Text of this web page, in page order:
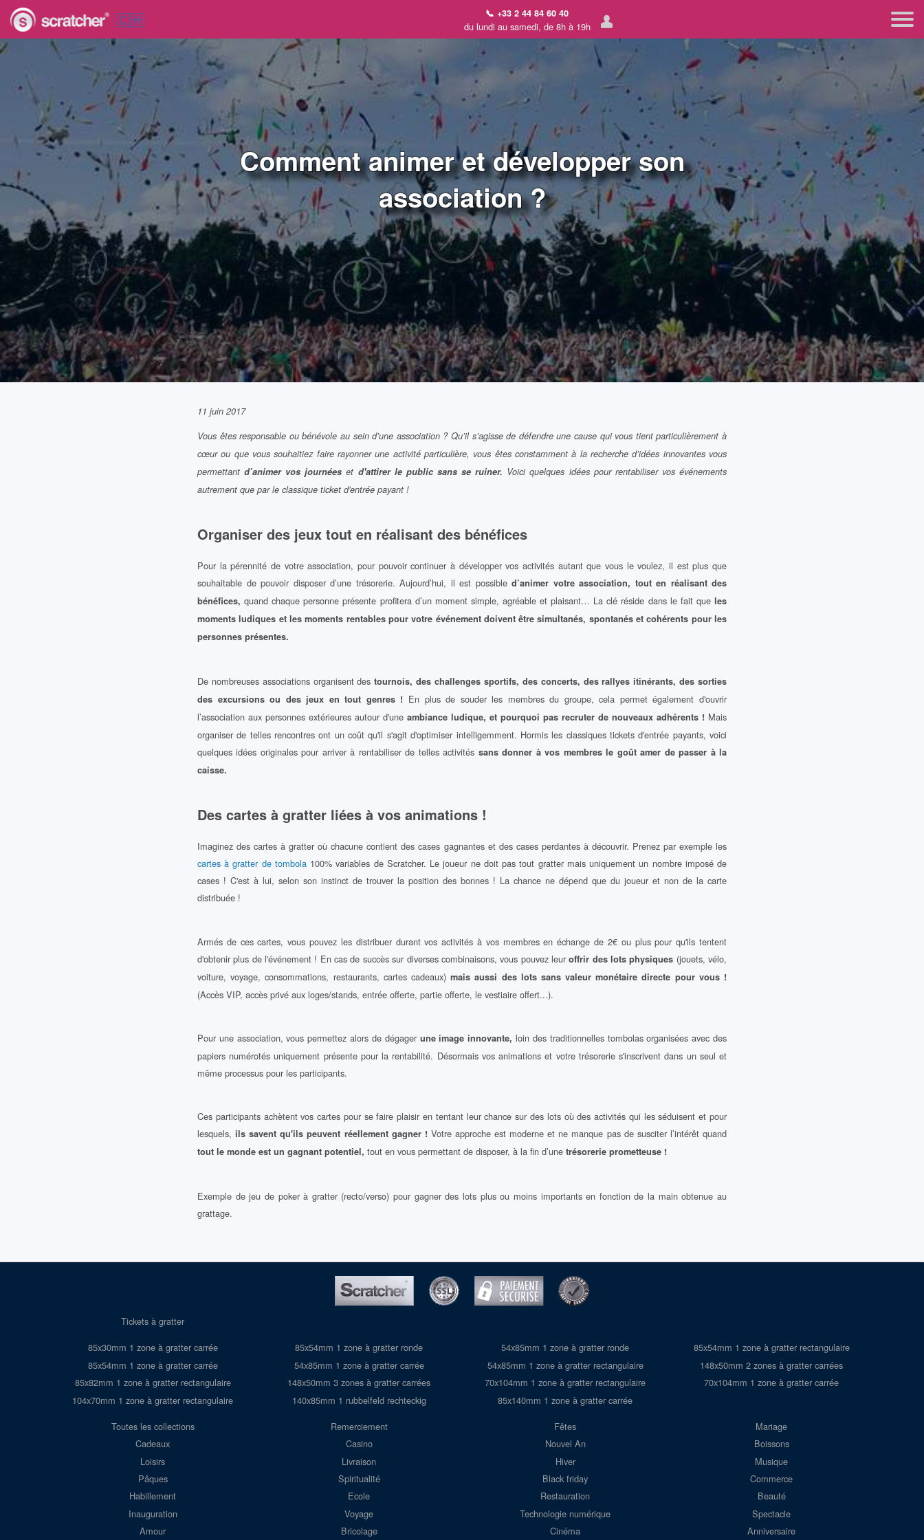
🇨🇭 📞 +33 2 44 84 60 40
du lundi au samedi, de 8h à 19h
Comment animer et développer son
association ?
11 juin 2017
Vous êtes responsable ou bénévole au sein d’une association ? Qu’il s’agisse de défendre une cause qui vous tient particulièrement à
cœur ou que vous souhaitiez faire rayonner une activité particulière, vous êtes constamment à la recherche d’idées innovantes vous
permettantd’animer vos journéeset d'attirer le public sans se ruiner. Voici quelques idées pour rentabiliser vos événements
autrement que par le classique ticket d'entrée payant !
Organiser des jeux tout en réalisant des bénéfices
Pour la pérennité de votre association, pour pouvoir continuer à développer vos activités autant que vous le voulez, il est plus que
souhaitable de pouvoir disposer d’une trésorerie. Aujourd’hui, il est possible d’animer votre association, tout en réalisant des
bénéfices,quand chaque personne présente profitera d’un moment simple, agréable et plaisant… La clé réside dans le fait queles
moments ludiques et les moments rentables pour votre événement doivent être simultanés, spontanés et cohérents pour les
personnes présentes.
De nombreuses associations organisent destournois, des challenges sportifs, des concerts, des rallyes itinérants, des sorties
des excursions ou des jeux en tout genres ! En plus de souder les membres du groupe, cela permet également d'ouvrir
l’association aux personnes extérieures autour d'une ambiance ludique, et pourquoi pas recruter de nouveaux adhérents ! Mais
organiser de telles rencontres ont un coût qu'il s'agit d'optimiser intelligemment. Hormis les classiques tickets d'entrée payants, voici
quelques idées originales pour arriver à rentabiliser de telles activités sans donner à vos membres le goût amer de passer à la
caisse.
Des cartes à gratter liées à vos animations !
Imaginez des cartes à gratter où chacune contient des cases gagnantes et des cases perdantes à découvrir. Prenez par exemple les
cartes à gratter de tombola100% variables de Scratcher. Le joueur ne doit pas tout gratter mais uniquement un nombre imposé de
cases ! C'est à lui, selon son instinct de trouver la position des bonnes ! La chance ne dépend que du joueur et non de la carte
distribuée !
Armés de ces cartes, vous pouvez les distribuer durant vos activités à vos membres en échange de 2€ ou plus pour qu'ils tentent
d'obtenir plus de l'événement ! En cas de succès sur diverses combinaisons, vous pouvez leuroffrir des lots physiques (jouets, vélo,
voiture, voyage, consommations, restaurants, cartes cadeaux)mais aussi des lots sans valeur monétaire directe pour vous !
(Accès VIP, accès privé aux loges/stands, entrée offerte, partie offerte, le vestiaire offert...).
Pour une association, vous permettez alors de dégager une image innovante,loin des traditionnelles tombolas organisées avec des
papiers numérotés uniquement présente pour la rentabilité. Désormais vos animations et votre trésorerie s'inscrivent dans un seul et
même processus pour les participants.
Ces participants achètent vos cartes pour se faire plaisir en tentant leur chance sur des lots où des activités qui les séduisent et pour
lesquels,ils savent qu'ils peuvent réellement gagner ! Votre approche est moderne et ne manque pas de susciter l’intérêt quand
tout le monde est un gagnant potentiel, tout en vous permettant de disposer, à la fin d’une trésorerie prometteuse !
Exemple de jeu de poker à gratter (recto/verso) pour gagner des lots plus ou moins importants en fonction de la main obtenue au
grattage.
Tickets à gratter
85x30mm 1 zone à gratter carrée 85x54mm 1 zone à gratter ronde 54x85mm 1 zone à gratter ronde
85x54mm 1 zone à gratter rectangulaire
85x54mm 1 zone à gratter carrée
54x85mm 1 zone à gratter carrée 54x85mm 1 zone à gratter rectangulaire
148x50mm 2 zones à gratter carrées
85x82mm 1 zone à gratter rectangulaire
148x50mm 3 zones à gratter carrées 70x104mm 1 zone à gratter rectangulaire
70x104mm 1 zone à gratter carrée
104x70mm 1 zone à gratter rectangulaire
140x85mm 1 rubbelfeld rechteckig 85x140mm 1 zone à gratter carrée
Toutes les collections Remerciement Fêtes
Mariage
Cadeaux
Casino Nouvel An
Boissons
Loisirs
Livraison Hiver
Musique
Pâques
Spiritualité Black friday
Commerce
Habillement
Ecole Restauration
Beauté
Inauguration
Voyage Technologie numérique
Spectacle
Amour
Bricolage Cinéma Anniversaire